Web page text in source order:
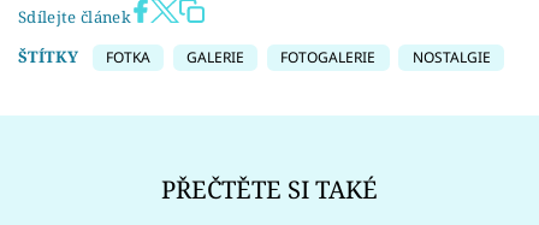
Sdílejte článek
ŠTÍTKY
FOTKA GALERIE FOTOGALERIE NOSTALGIE
PŘEČTĚTE SI TAKÉ